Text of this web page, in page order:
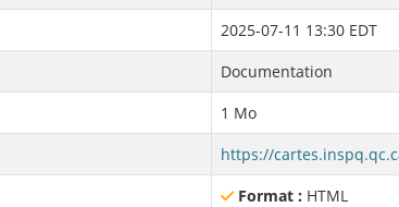
2025-07-11 13:30 EDT
Documentation
1 Mo
Format : HTML